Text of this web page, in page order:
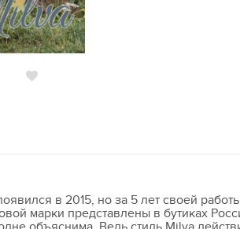
в 2015, но за 5 лет своей
марки представлены в бутиках